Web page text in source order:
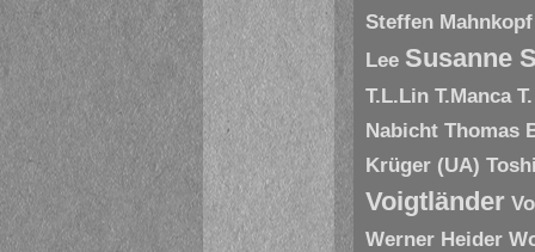
Steffen
Lee Susanne
T.L.Lin T.Manca
Nabicht Thomas
Krüger (UA)
Voigtländer
Werner Heider